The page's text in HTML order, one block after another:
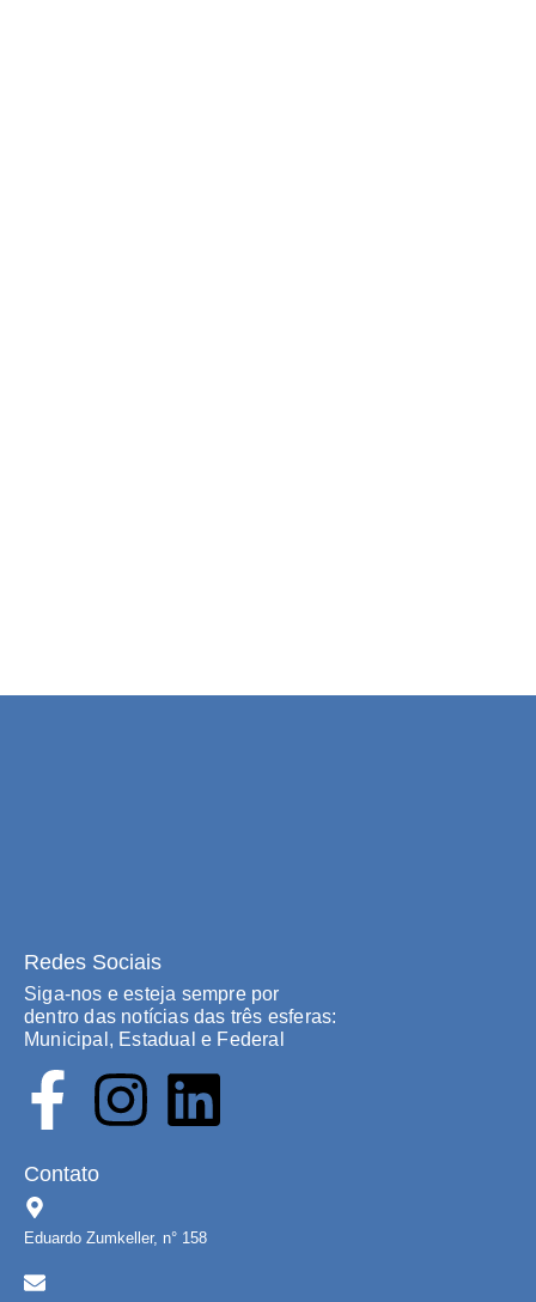
Redes Sociais
Siga-nos e esteja sempre por
dentro das notícias das três esferas:
Municipal, Estadual e Federal
Contato
Eduardo Zumkeller, n° 158